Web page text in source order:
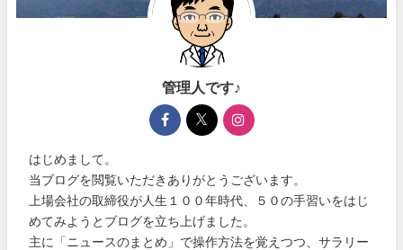
管理人です♪
はじめまして。
当ブログを閲覧いただきありがとうございます。
上場会社の取締役が人生１００年時代、５０の手習いをはじ
めてみようとブログを立ち上げました。
主に「ニュースのまとめ」で操作方法を覚えつつ、サラリー